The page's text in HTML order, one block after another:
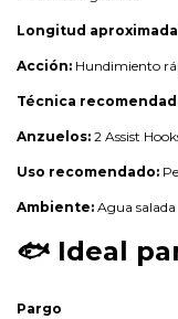
Longitud
Acción: Hundimiento
Técnica
Anzuelos: 2 Assist
Uso recomendado:
Ambiente: Agua salada
🐟 Ideal
Pargo